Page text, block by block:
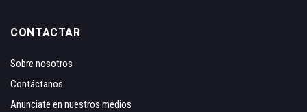
CONTACTAR
Sobre nosotros
Contáctanos
Anunciate en nuestros medios